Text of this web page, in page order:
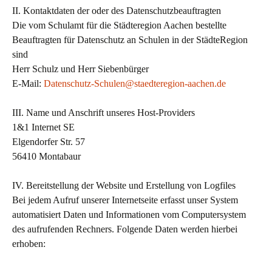
II. Kontaktdaten der oder des Datenschutzbeauftragten
Die vom Schulamt für die Städteregion Aachen bestellte
Beauftragten für Datenschutz an Schulen in der StädteRegion
sind
Herr Schulz und Herr Siebenbürger
E-Mail: Datenschutz-Schulen@staedteregion-aachen.de
III. Name und Anschrift unseres Host-Providers
1&1 Internet SE
Elgendorfer Str. 57
56410 Montabaur
IV. Bereitstellung der Website und Erstellung von Logfiles
Bei jedem Aufruf unserer Internetseite erfasst unser System
automatisiert Daten und Informationen vom Computersystem
des aufrufenden Rechners. Folgende Daten werden hierbei
erhoben: